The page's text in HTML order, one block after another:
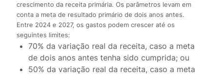
crescimento da receita primária. Os parâmetros levam em
conta a meta de resultado primário de dois anos antes.
Entre 2024 e 2027, os gastos podem crescer até os
seguintes limites:
70% da variação real da receita, caso a meta
de dois anos antes tenha sido cumprida; ou
50% da variação real da receita, caso a meta